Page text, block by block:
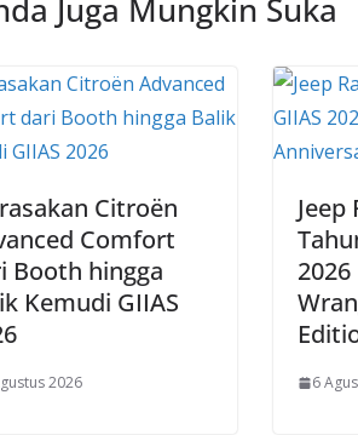
Juga Mungkin Suka
Citroën
Comfort
Booth hingga
Kemudi GIIAS
2026
Jeep
6